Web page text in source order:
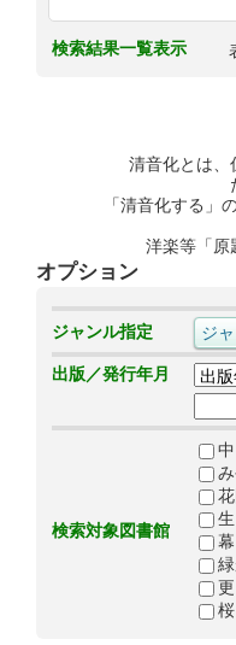
検索結果一覧表示
清音化とは、
「清音化する」
洋楽等「原
オプション
ジャンル指定
出版／発行年月
検索対象図書館